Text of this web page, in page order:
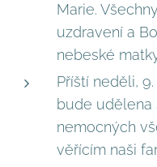
Marie.
uzdravení a
nebeské
Příští neděli,
bude udělena
nemocných
věřícím naši